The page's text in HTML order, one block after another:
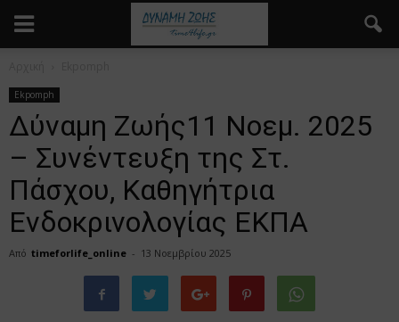
Ekpomph
Δύναμη Ζωής11 Νοεμ. 2025
– Συνέντευξη της Στ.
Πάσχου, Καθηγήτρια
Ενδοκρινολογίας ΕΚΠΑ
Από timeforlife_online - 13 Νοεμβρίου 2025